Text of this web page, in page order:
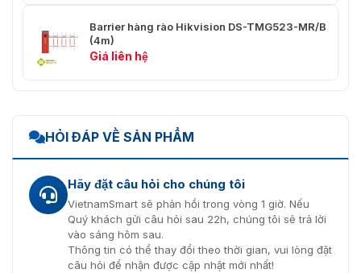
Barrier hàng rào Hikvision DS-TMG523-MR/B
(4m)
Giá liên hệ
HỎI ĐÁP VỀ SẢN PHẨM
Hãy đặt câu hỏi cho chúng tôi
VietnamSmart sẽ phản hồi trong vòng 1 giờ. Nếu
Quý khách gửi câu hỏi sau 22h, chúng tôi sẽ trả lời
vào sáng hôm sau.
Thông tin có thể thay đổi theo thời gian, vui lòng đặt
câu hỏi để nhận được cập nhật mới nhất!